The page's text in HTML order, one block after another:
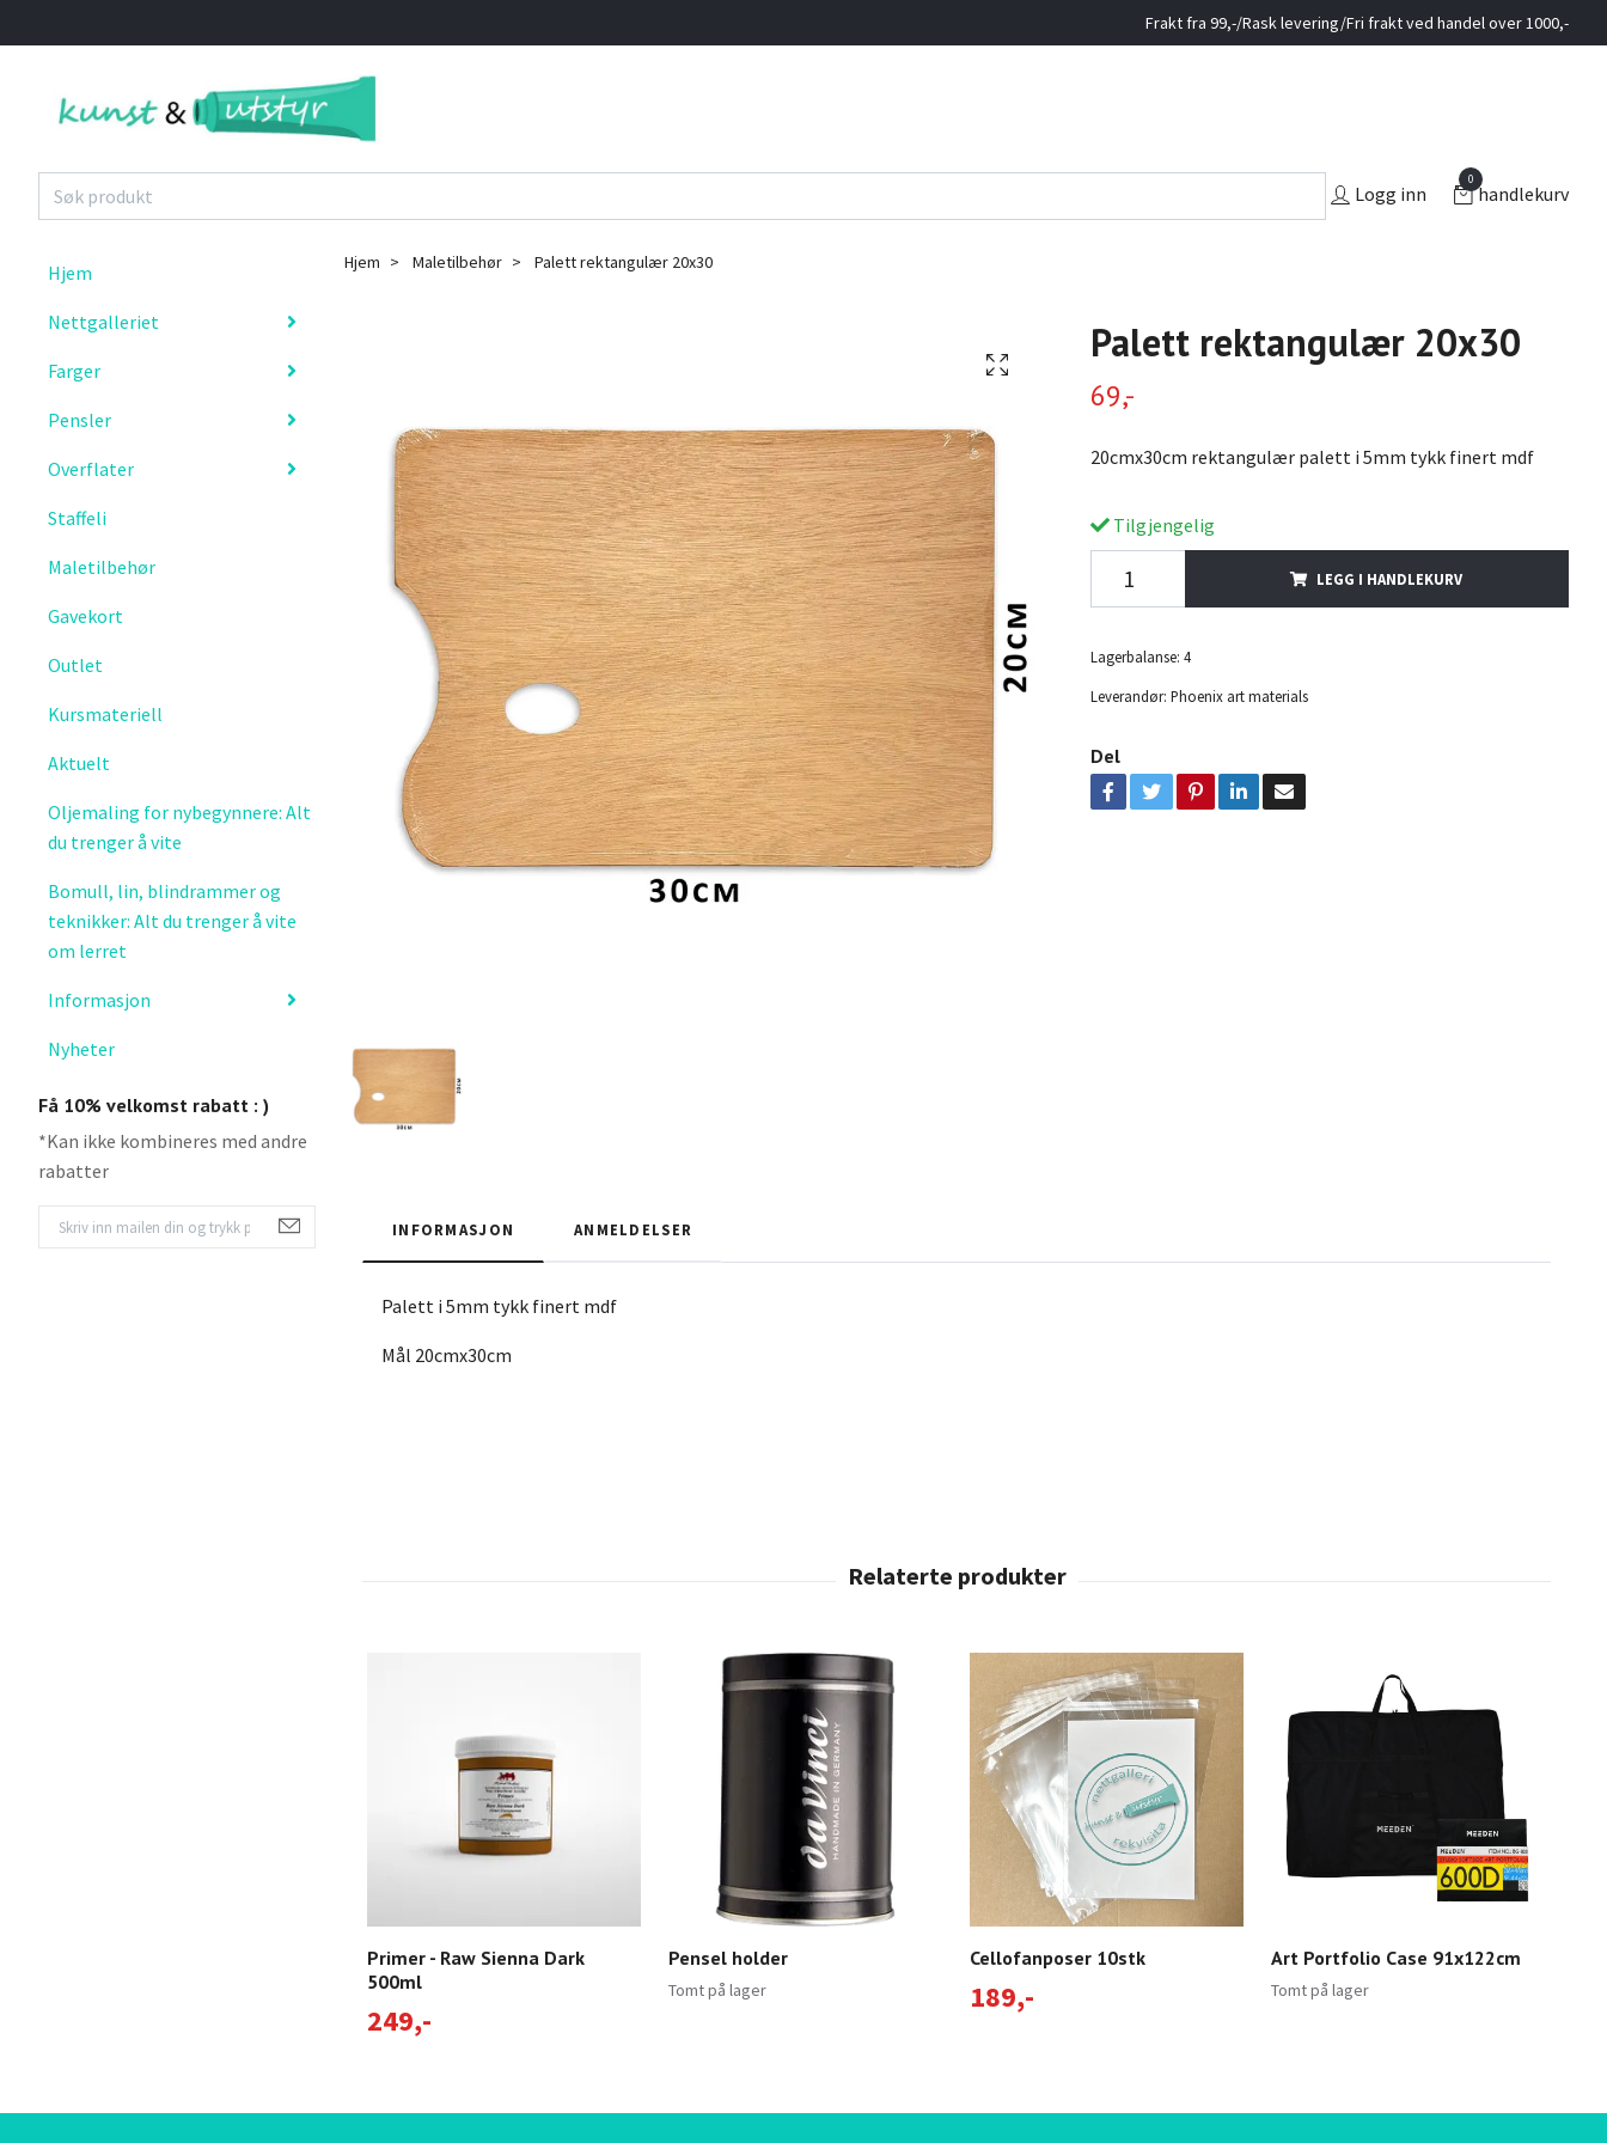
Frakt fra 99,-/Rask levering/Fri frakt ved handel over 1000,-
Logg inn
0
handlekurv
Hjem
Nettgalleriet
Farger
Pensler
Overflater
Staffeli
Maletilbehør
Gavekort
Outlet
Kursmateriell
Aktuelt
Oljemaling for nybegynnere: Alt
du trenger å vite
Bomull, lin, blindrammer og
teknikker: Alt du trenger å vite
om lerret
Informasjon
Nyheter
Få 10% velkomst rabatt : )
*Kan ikke kombineres med andre
rabatter
Hjem Maletilbehør Palett rektangulær 20x30
Palett rektangulær 20x30
69,-
20cmx30cm rektangulær palett i 5mm tykk finert mdf
Tilgjengelig
LEGG I HANDLEKURV
Lagerbalanse: 4
Leverandør: Phoenix art materials
Del
INFORMASJON ANMELDELSER
Palett i 5mm tykk finert mdf
Mål 20cmx30cm
Primer - Raw Sienna Dark
500ml
249,-
Pensel holder
Tomt på lager
Cellofanposer 10stk
189,-
Art Portfolio Case 91x122cm
Tomt på lager